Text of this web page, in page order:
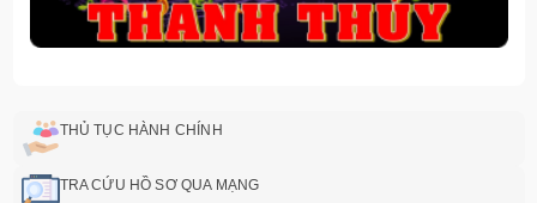
THỦ TỤC HÀNH CHÍNH
TRA CỨU HỒ SƠ QUA MẠNG